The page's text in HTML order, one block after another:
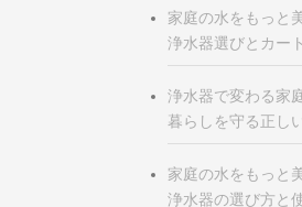
家庭の水をもっと
浄水器選びとカー
浄水器で変わる家
暮らしを守る正し
家庭の水をもっと
浄水器の選び方と